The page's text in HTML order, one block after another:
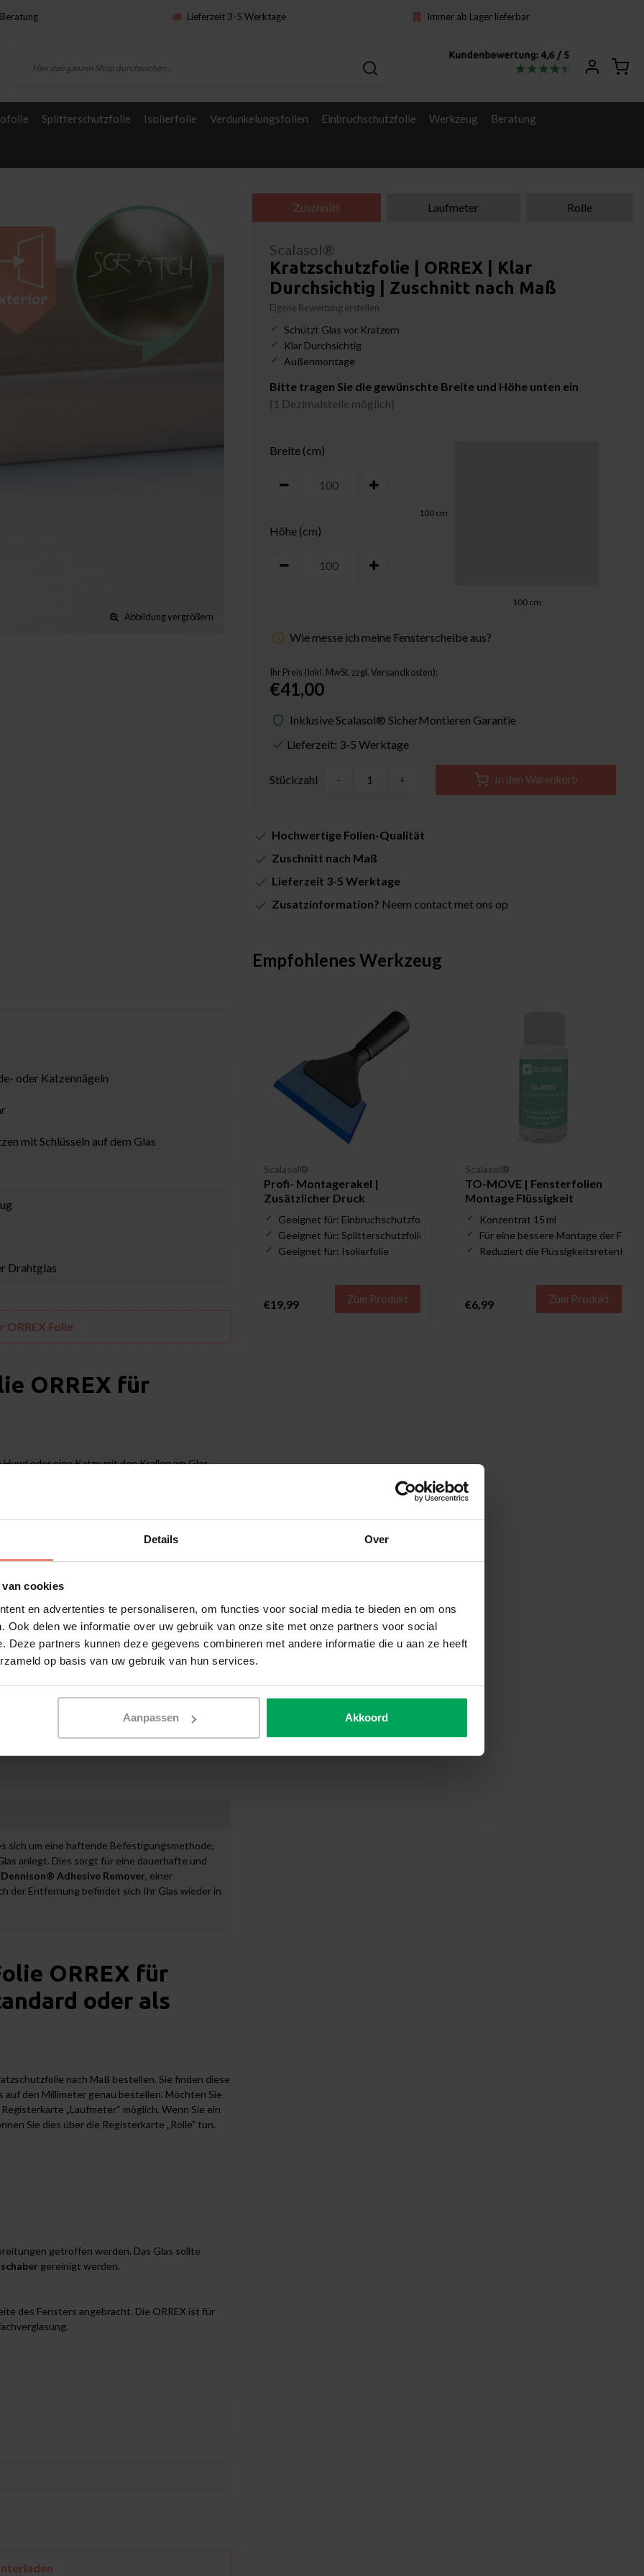
Details Over
cookies
en advertenties te personaliseren, om functies voor social media te bieden en om ons
Ook delen we informatie over uw gebruik van onze site met onze partners voor social
Deze partners kunnen deze gegevens combineren met andere informatie die u aan ze heeft
op basis van uw gebruik van hun services.
Aanpassen Akkoord
Lieferzeit 3-5 Werktage Immer ab Lager lieferbar
Splitterschutzfolie Isolierfolie Verdunkelungsfolien Einbruchschutzfolie Werkzeug Beratung
Abbildung vergrößern
Zuschnitt Laufmeter Rolle
Scalasol®
Kratzschutzfolie | ORREX | Klar
Durchsichtig | Zuschnitt nach Maß
Eigene Bewertung erstellen
Schützt Glas vor Kratzern
Klar Durchsichtig
Außenmontage
Bitte tragen Sie die gewünschte Breite und Höhe unten ein
(1 Dezimalstelle möglich)
Breite (cm)
Höhe (cm)
100 cm
100 cm
Wie messe ich meine Fensterscheibe aus?
Ihr Preis (Inkl. MwSt. zzgl. Versandkosten):
€41,00
Inklusive Scalasol® SicherMontieren Garantie
Lieferzeit: 3-5 Werktage
Stückzahl - + In den Warenkorb
Hochwertige Folien-Qualität
Zuschnitt nach Maß
Lieferzeit 3-5 Werktage
Zusatzinformation? Neem contact met ons op
oder Katzennägeln
mit Schlüsseln auf dem Glas
Drahtglas
ORREX Folie
ORREX für
oder eine Katze mit den Krallen am Glas
Kratzer können durch das Anbringen einer
der
Kisten das Glas mit Folie beschädigt
sind in der Folie und nicht im Glas. Auf diese
vor Vandalismusschäden, wie Kratzern auf
gegen Kratzer die perfekte Lösung. Die
unmöglich ist, Glas durch die Folie zu
nicht beeinträchtigt. Die Antikratzfolie kann
wird die Folie auch häufig in öffentlichen
und U-Bahnen. Leider kommt es immer
Glas vor dieser Form des Vandalismus. Neben
im Falle eines Glasbruchs. Das liegt daran,
sich lösen und Insassen oder Unbeteiligte
SCALASOL® kann niemals für Glasschäden
sich um eine haftende Befestigungsmethode,
anlegt. Dies sorgt für eine dauerhafte und
Dennison® Adhesive Remover, einer
der Entfernung befindet sich Ihr Glas wieder in
ORREX für
oder als
nach Maß bestellen. Sie finden diese
den Millimeter genau bestellen. Möchten Sie
„Laufmeter“ möglich. Wenn Sie ein
Sie dies über die Registerkarte „Rolle" tun.
getroffen werden. Das Glas sollte
gereinigt werden.
des Fensters angebracht. Die ORREX ist für
Empfohlenes Werkzeug
Scalasol®
Profi- Montagerakel |
Zusätzlicher Druck
Geeignet für: Einbruchschutzfolie
Geeignet für: Splitterschutzfolie
Geeignet für: Isolierfolie
€19,99 Zum Produkt
Scalasol®
TO-MOVE | Fensterfolien
Montage Flüssigkeit
Konzentrat 15 ml
Für eine bessere Montage der Folie
Reduziert die Flüssigkeitsretention
€6,99 Zum Produkt